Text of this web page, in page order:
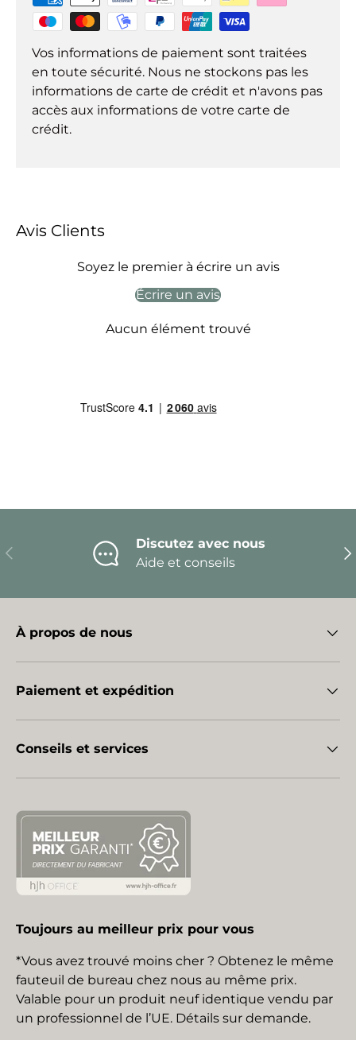
Vos informations de paiement sont traitées
en toute sécurité. Nous ne stockons pas les
informations de carte de crédit et n'avons pas
accès aux informations de votre carte de
crédit.
Avis Clients
Soyez le premier à écrire un avis
Écrire un avis
Aucun élément trouvé
Précédent
Discutez avec nous
Aide et conseils
À propos de nous
Paiement et expédition
Conseils et services
Toujours au meilleur prix pour vous
*Vous avez trouvé moins cher ? Obtenez le même
fauteuil de bureau chez nous au même prix.
Valable pour un produit neuf identique vendu par
un professionnel de l’UE. Détails sur demande.